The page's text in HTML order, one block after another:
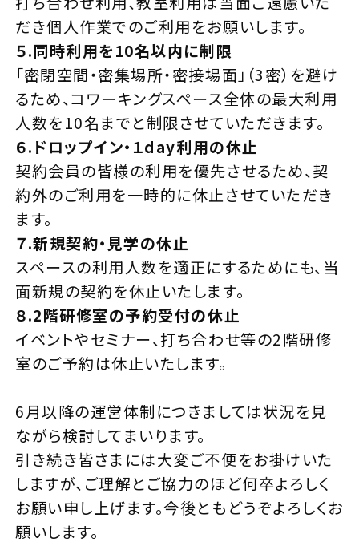
だき個人作業でのご利用をお願いします。
５.同時利用を10名以内に制限
「密閉空間・密集場所・密接場面」（3密）を避け
るため、コワーキングスペース全体の最大利用
人数を10名までと制限させていただきます。
６.ドロップイン・１day利用の休止
契約会員の皆様の利用を優先させるため、契
約外のご利用を一時的に休止させていただき
ます。
７.新規契約・見学の休止
スペースの利用人数を適正にするためにも、当
面新規の契約を休止いたします。
８.2階研修室の予約受付の休止
イベントやセミナー、打ち合わせ等の2階研修
室のご予約は休止いたします。
6月以降の運営体制につきましては状況を見
ながら検討してまいります。
引き続き皆さまには大変ご不便をお掛けいた
しますが、ご理解とご協力のほど何卒よろしく
お願い申し上げます。今後ともどうぞよろしくお
願いします。